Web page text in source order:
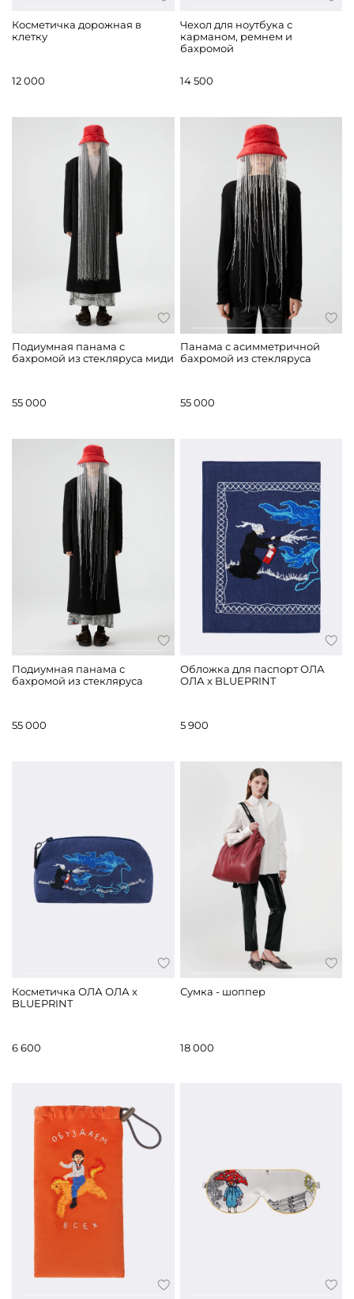
Косметичка дорожная в
клетку
12 000
Чехол для ноутбука с
карманом, ремнем и
бахромой
14 500
Подиумная панама с
бахромой из стекляруса миди
55 000
Панама с асимметричной
бахромой из стекляруса
55 000
Подиумная панама с
бахромой из стекляруса
55 000
Обложка для паспорт ОЛА
ОЛА x BLUEPRINT
5 900
Косметичка ОЛА ОЛА x
BLUEPRINT
6 600
Сумка - шоппер
18 000